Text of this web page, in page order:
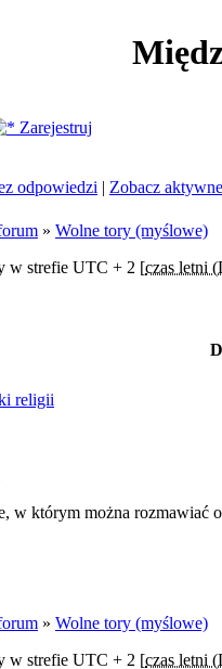
Zarejestruj
odpowiedzi | Zobacz
» Wolne tory (myślowe)
w strefie UTC + 2 [czas letni
religii
w którym można rozmawiać
» Wolne tory (myślowe)
w strefie UTC + 2 [czas letni